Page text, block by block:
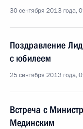
30 сентября 2013 года,
Поздравление
с юбилеем
25 сентября 2013 года,
Встреча с
Мединским